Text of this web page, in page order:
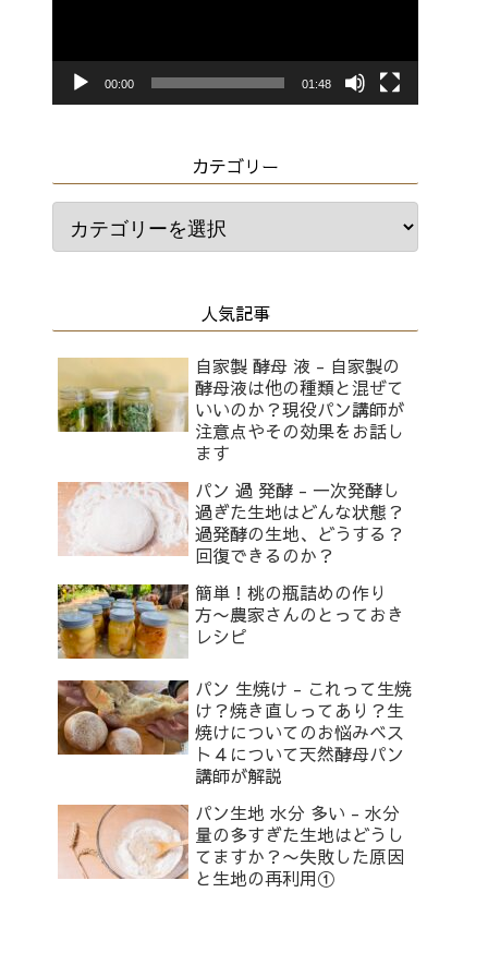
ー
00:00 01:48
カテゴリー
人気記事
自家製 酵母 液 - 自家製の
酵母液は他の種類と混ぜて
いいのか？現役パン講師が
注意点やその効果をお話し
ます
パン 過 発酵 - 一次発酵し
過ぎた生地はどんな状態？
過発酵の生地、どうする？
回復できるのか？
簡単！桃の瓶詰めの作り
方〜農家さんのとっておき
レシピ
パン 生焼け - これって生焼
け？焼き直しってあり？生
焼けについてのお悩みベス
ト４について天然酵母パン
講師が解説
パン生地 水分 多い - 水分
量の多すぎた生地はどうし
てますか？〜失敗した原因
と生地の再利用①